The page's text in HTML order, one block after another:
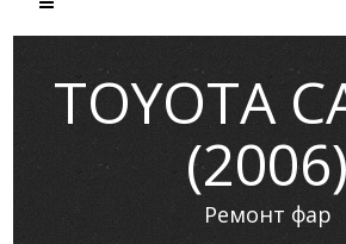
TOYOTA
(2006)
Ремонт фар